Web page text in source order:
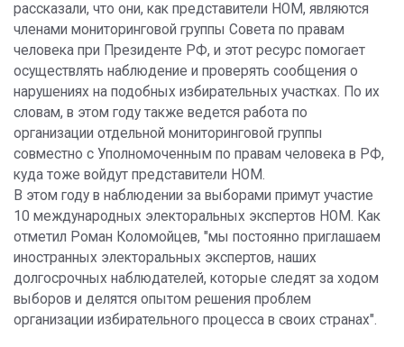
рассказали, что они, как представители НОМ, являются
членами мониторинговой группы Совета по правам
человека при Президенте РФ, и этот ресурс помогает
осуществлять наблюдение и проверять сообщения о
нарушениях на подобных избирательных участках. По их
словам, в этом году также ведется работа по
организации отдельной мониторинговой группы
совместно с Уполномоченным по правам человека в РФ,
куда тоже войдут представители НОМ.
В этом году в наблюдении за выборами примут участие
10 международных электоральных экспертов НОМ. Как
отметил Роман Коломойцев, "мы постоянно приглашаем
иностранных электоральных экспертов, наших
долгосрочных наблюдателей, которые следят за ходом
выборов и делятся опытом решения проблем
организации избирательного процесса в своих странах".